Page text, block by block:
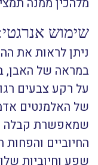
שימוש
ניתן לראות את
במראה של האבן,
על רקע צבעים
של האלמנטים
שמאפשרת קבלה
החיוביים
שפע וחיוביות